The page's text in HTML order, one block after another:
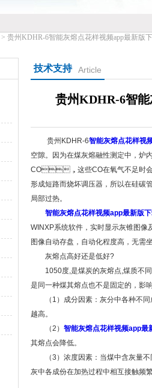
> 贵州KDHR-6智能灰熔点花样视频app最新版下
技术支持 Article
贵州KDHR-6智能
贵州KDHR-6智能灰熔点花样视
空隙。因为在煤灰熔融性测定中，
CO，这些CO在氧气不足时会发生
形成短路而烧坏调压器，所以在硅碳
局部过热。
智能灰熔点花样视频app最新版
WINXP系统软件，实时显示灰锥
图像自动存盘，自动化程度高，无
灰熔点高好还是低好?
1050度,是煤炭的灰熔点,煤质不同,灰
是同一种煤其熔点也不是固定的，影响
（1）成分因素：灰分中各种不同成
越高。
（2） 智能灰熔点花样视频app最
其熔点会降低。
（3）浓度因素：当煤中含灰量不
灰中各成份在加热过程中相互接触频繁,